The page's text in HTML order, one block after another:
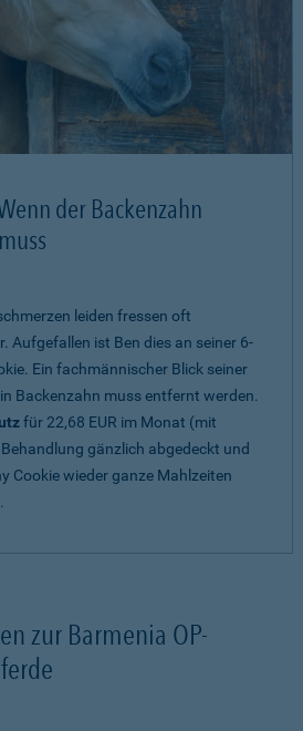
der Backenzahn
leiden fressen oft
Aufgefallen ist Ben dies an seiner 6-
Ein fachmännischer Blick seiner
Backenzahn muss entfernt werden.
für 22,68 EUR im Monat (mit
gänzlich abgedeckt und
Cookie wieder ganze Mahlzeiten
zur Barmenia OP-